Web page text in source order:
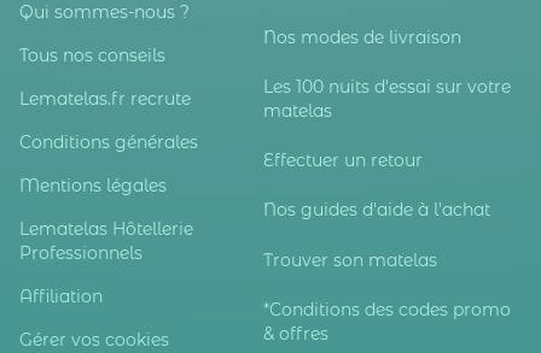
Qui sommes-nous ?
Tous nos conseils
Lematelas.fr recrute
Conditions générales
Mentions légales
Lematelas Hôtellerie
Professionnels
Affiliation
Gérer vos cookies
Nos modes de livraison
Les 100 nuits d'essai sur votre
matelas
Effectuer un retour
Nos guides d'aide à l'achat
Trouver son matelas
*Conditions des codes promo
& offres